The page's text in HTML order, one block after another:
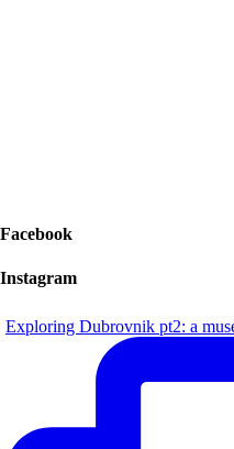
Facebook
Instagram
Exploring Dubrovnik pt2: a